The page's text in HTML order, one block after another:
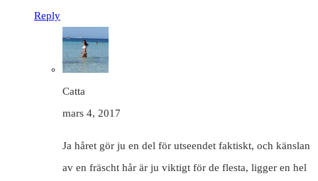
Reply
Catta
mars 4, 2017
Ja håret gör ju en del för utseendet faktiskt, och känslan
av en fräscht hår är ju viktigt för de flesta, ligger en hel